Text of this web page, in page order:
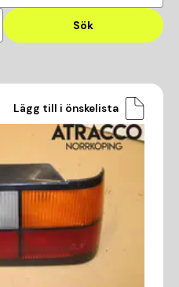
Sök
Lägg till i önskelista